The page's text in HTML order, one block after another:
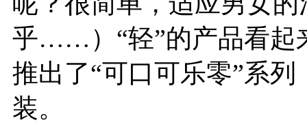
乎……）“轻”的产品看起
推出了“可口可乐零”系
装。